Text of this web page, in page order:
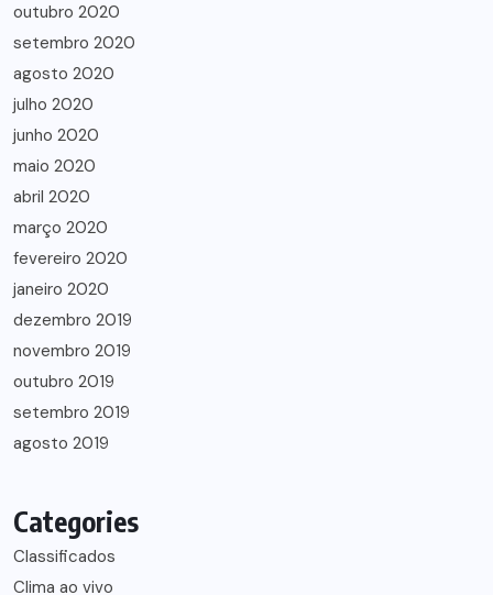
outubro 2020
setembro 2020
agosto 2020
julho 2020
junho 2020
maio 2020
abril 2020
março 2020
fevereiro 2020
janeiro 2020
dezembro 2019
novembro 2019
outubro 2019
setembro 2019
agosto 2019
Categories
Classificados
Clima ao vivo